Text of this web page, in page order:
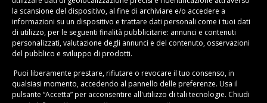
la scansione del dispositivo, al fine di archiviare e/o accedere a
informazioni su un dispositivo e trattare dati personali come i tuoi dati
di utilizzo, per le seguenti finalità pubblicitarie: annunci e contenuti
personalizzati, valutazione degli annunci e del contenuto, osservazioni
del pubblico e sviluppo di prodotti.
Puoi liberamente prestare, rifiutare o revocare il tuo consenso, in
qualsiasi momento, accedendo al pannello delle preferenze. Usa il
pulsante “Accetta” per acconsentire all'utilizzo di tali tecnologie. Chiudi